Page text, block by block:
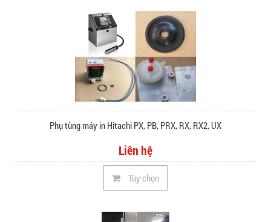
Phụ tùng máy in Hitachi PX, PB, PRX, RX, RX2, UX
Liên hệ
Tùy chọn